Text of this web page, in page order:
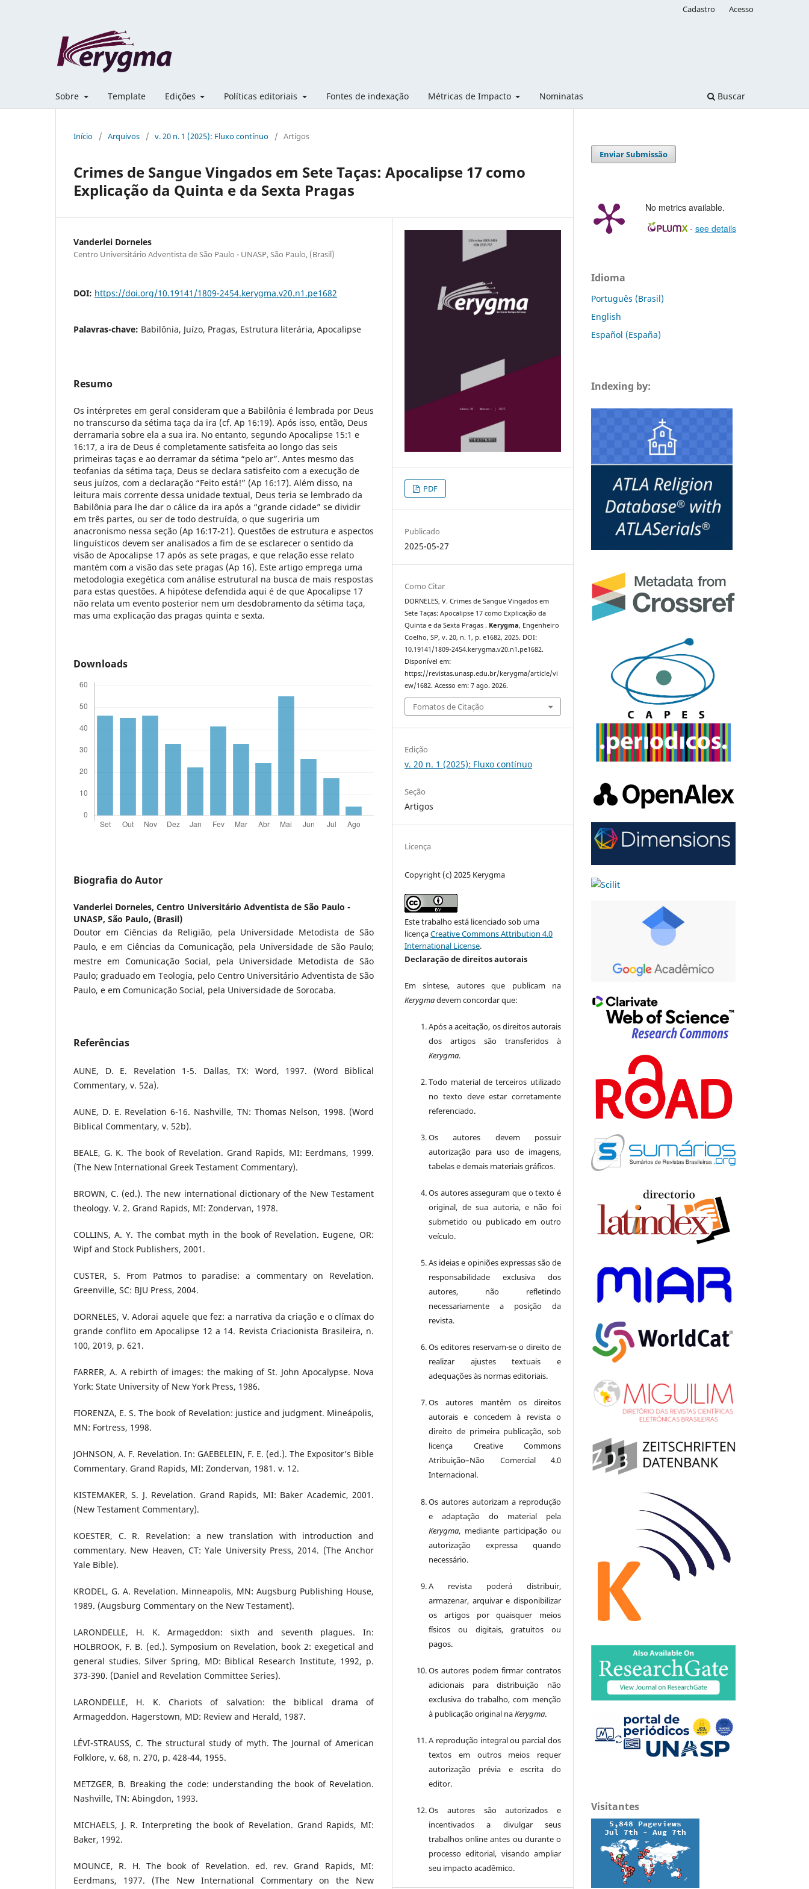
Sobre Template Edições Políticas editoriais Fontes de indexação Métricas de Impacto Nominatas Buscar
Cadastro Acesso
Início / Arquivos / v. 20 n. 1 (2025): Fluxo contínuo / Artigos
Crimes de Sangue Vingados em Sete Taças: Apocalipse 17 como
Explicação da Quinta e da Sexta Pragas
Vanderlei Dorneles
Centro Universitário Adventista de São Paulo - UNASP, São Paulo, (Brasil)
DOI: https://doi.org/10.19141/1809-2454.kerygma.v20.n1.pe1682
Palavras-chave: Babilônia, Juízo, Pragas, Estrutura literária, Apocalipse
Resumo
Os intérpretes em geral consideram que a Babilônia é lembrada por Deus
no transcurso da sétima taça da ira (cf. Ap 16:19). Após isso, então, Deus
derramaria sobre ela a sua ira. No entanto, segundo Apocalipse 15:1 e
16:17, a ira de Deus é completamente satisfeita ao longo das seis
primeiras taças e ao derramar da sétima “pelo ar”. Antes mesmo das
teofanias da sétima taça, Deus se declara satisfeito com a execução de
seus juízos, com a declaração “Feito está!” (Ap 16:17). Além disso, na
leitura mais corrente dessa unidade textual, Deus teria se lembrado da
Babilônia para lhe dar o cálice da ira após a “grande cidade” se dividir
em três partes, ou ser de todo destruída, o que sugeriria um
anacronismo nessa seção (Ap 16:17-21). Questões de estrutura e aspectos
linguísticos devem ser analisados a fim de se esclarecer o sentido da
visão de Apocalipse 17 após as sete pragas, e que relação esse relato
mantém com a visão das sete pragas (Ap 16). Este artigo emprega uma
metodologia exegética com análise estrutural na busca de mais respostas
para estas questões. A hipótese defendida aqui é de que Apocalipse 17
não relata um evento posterior nem um desdobramento da sétima taça,
mas uma explicação das pragas quinta e sexta.
Downloads
Biografia do Autor
Vanderlei Dorneles, Centro Universitário Adventista de São Paulo -
UNASP, São Paulo, (Brasil)
Doutor em Ciências da Religião, pela Universidade Metodista de São
Paulo, e em Ciências da Comunicação, pela Universidade de São Paulo;
mestre em Comunicação Social, pela Universidade Metodista de São
Paulo; graduado em Teologia, pelo Centro Universitário Adventista de São
Paulo, e em Comunicação Social, pela Universidade de Sorocaba.
Referências
AUNE, D. E. Revelation 1-5. Dallas, TX: Word, 1997. (Word Biblical
Commentary, v. 52a).
AUNE, D. E. Revelation 6-16. Nashville, TN: Thomas Nelson, 1998. (Word
Biblical Commentary, v. 52b).
BEALE, G. K. The book of Revelation. Grand Rapids, MI: Eerdmans, 1999.
(The New International Greek Testament Commentary).
BROWN, C. (ed.). The new international dictionary of the New Testament
theology. V. 2. Grand Rapids, MI: Zondervan, 1978.
COLLINS, A. Y. The combat myth in the book of Revelation. Eugene, OR:
Wipf and Stock Publishers, 2001.
CUSTER, S. From Patmos to paradise: a commentary on Revelation.
Greenville, SC: BJU Press, 2004.
DORNELES, V. Adorai aquele que fez: a narrativa da criação e o clímax do
grande conflito em Apocalipse 12 a 14. Revista Criacionista Brasileira, n.
100, 2019, p. 621.
FARRER, A. A rebirth of images: the making of St. John Apocalypse. Nova
York: State University of New York Press, 1986.
FIORENZA, E. S. The book of Revelation: justice and judgment. Mineápolis,
MN: Fortress, 1998.
JOHNSON, A. F. Revelation. In: GAEBELEIN, F. E. (ed.). The Expositor’s Bible
Commentary. Grand Rapids, MI: Zondervan, 1981. v. 12.
KISTEMAKER, S. J. Revelation. Grand Rapids, MI: Baker Academic, 2001.
(New Testament Commentary).
KOESTER, C. R. Revelation: a new translation with introduction and
commentary. New Heaven, CT: Yale University Press, 2014. (The Anchor
Yale Bible).
KRODEL, G. A. Revelation. Minneapolis, MN: Augsburg Publishing House,
1989. (Augsburg Commentary on the New Testament).
LARONDELLE, H. K. Armageddon: sixth and seventh plagues. In:
HOLBROOK, F. B. (ed.). Symposium on Revelation, book 2: exegetical and
general studies. Silver Spring, MD: Biblical Research Institute, 1992, p.
373-390. (Daniel and Revelation Committee Series).
LARONDELLE, H. K. Chariots of salvation: the biblical drama of
Armageddon. Hagerstown, MD: Review and Herald, 1987.
LÉVI-STRAUSS, C. The structural study of myth. The Journal of American
Folklore, v. 68, n. 270, p. 428-44, 1955.
METZGER, B. Breaking the code: understanding the book of Revelation.
Nashville, TN: Abingdon, 1993.
MICHAELS, J. R. Interpreting the book of Revelation. Grand Rapids, MI:
Baker, 1992.
MOUNCE, R. H. The book of Revelation. ed. rev. Grand Rapids, MI:
Eerdmans, 1977. (The New International Commentary on the New
PDF
Publicado
2025-05-27
Como Citar
DORNELES, V. Crimes de Sangue Vingados em
Sete Taças: Apocalipse 17 como Explicação da
Quinta e da Sexta Pragas . Kerygma, Engenheiro
Coelho, SP, v. 20, n. 1, p. e1682, 2025. DOI:
10.19141/1809-2454.kerygma.v20.n1.pe1682.
Disponível em:
https://revistas.unasp.edu.br/kerygma/article/vi
ew/1682. Acesso em: 7 ago. 2026.
Fomatos de Citação
Edição
v. 20 n. 1 (2025): Fluxo contínuo
Seção
Artigos
Licença
Copyright (c) 2025 Kerygma
Este trabalho está licenciado sob uma
licençaCreative Commons Attribution 4.0
International License.
Declaração de direitos autorais
Em síntese, autores que publicam na
Kerygmadevem concordar que:
Após a aceitação, os direitos autorais
dos artigos são transferidos à
Kerygma.
Todo material de terceiros utilizado
no texto deve estar corretamente
referenciado.
Os autores devem possuir
autorização para uso de imagens,
tabelas e demais materiais gráficos.
Os autores asseguram que o texto é
original, de sua autoria, e não foi
submetido ou publicado em outro
veículo.
As ideias e opiniões expressas são de
responsabilidade exclusiva dos
autores, não refletindo
necessariamente a posição da
revista.
Os editores reservam-se o direito de
realizar ajustes textuais e
adequações às normas editoriais.
Os autores mantêm os direitos
autorais e concedem à revista o
direito de primeira publicação, sob
licença Creative Commons
Atribuição–Não Comercial 4.0
Internacional.
Os autores autorizam a reprodução
e adaptação do material pela
Kerygma, mediante participação ou
autorização expressa quando
necessário.
A revista poderá distribuir,
armazenar, arquivar e disponibilizar
os artigos por quaisquer meios
físicos ou digitais, gratuitos ou
pagos.
Os autores podem firmar contratos
adicionais para distribuição não
exclusiva do trabalho, com menção
à publicação original naKerygma.
A reprodução integral ou parcial dos
textos em outros meios requer
autorização prévia e escrita do
editor.
Os autores são autorizados e
incentivados a divulgar seus
trabalhos online antes ou durante o
processo editorial, visando ampliar
seu impacto acadêmico.
Enviar Submissão
No metrics available.
- see details
Idioma
Português (Brasil)
English
Español (España)
Indexing by:
Visitantes